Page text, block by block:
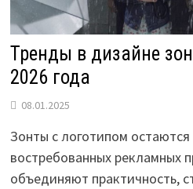
Тренды в дизайне
2026 года
08.01.2025
Зонты с логотипом
востребованных рекламных
объединяют практичность,